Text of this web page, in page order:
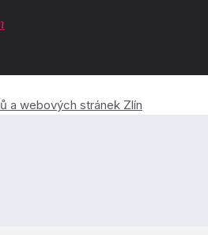
a webových stránek Zlín